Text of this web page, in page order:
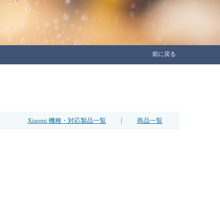
前に戻る
Xiaomi 機種・対応製品一覧 | 商品一覧